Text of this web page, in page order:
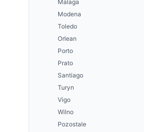
UNIQUE SKIN Kremy do twarzy
ceramidowo-peptydowy
Malaga
Modena
Toledo
Orlean
Porto
Prato
Santiago
Turyn
Vigo
Wilno
Pozostale